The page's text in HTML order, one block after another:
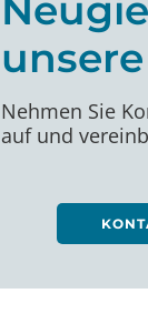
Nehmen Sie
auf und